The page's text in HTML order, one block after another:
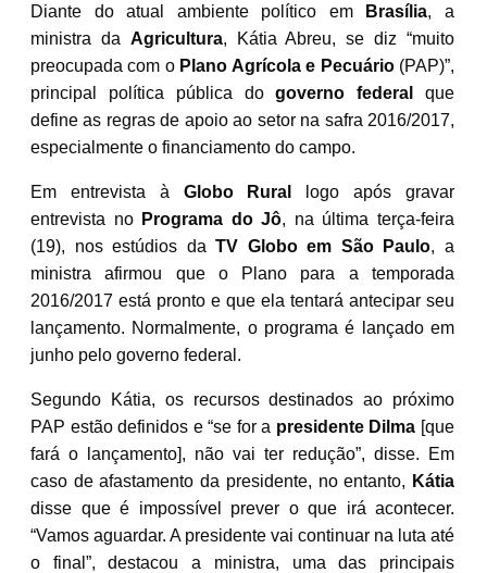
Diante do atual ambiente político em Brasília, a
ministra da Agricultura, Kátia Abreu, se diz “muito
preocupada com o Plano Agrícola e Pecuário(PAP)”,
principal política pública dogoverno federal
que
define as regras de apoio ao setor na safra 2016/2017,
especialmente o financiamento do campo.
Em entrevista à Globo Rural
logo após gravar
entrevista no Programa do Jô, na última terça-feira
(19), nos estúdios daTV Globo em São Paulo, a
ministra afirmou que o Plano para a temporada
2016/2017 está pronto e que ela tentará antecipar seu
lançamento. Normalmente, o programa é lançado em
junho pelo governo federal.
Segundo Kátia, os recursos destinados ao próximo
PAP estão definidos e “se for a presidente Dilma [que
fará o lançamento], não vai ter redução”, disse. Em
caso de afastamento da presidente, no entanto, Kátia
disse que é impossível prever o que irá acontecer.
“Vamos aguardar. A presidente vai continuar na luta até
o final”, destacou a ministra, uma das principais